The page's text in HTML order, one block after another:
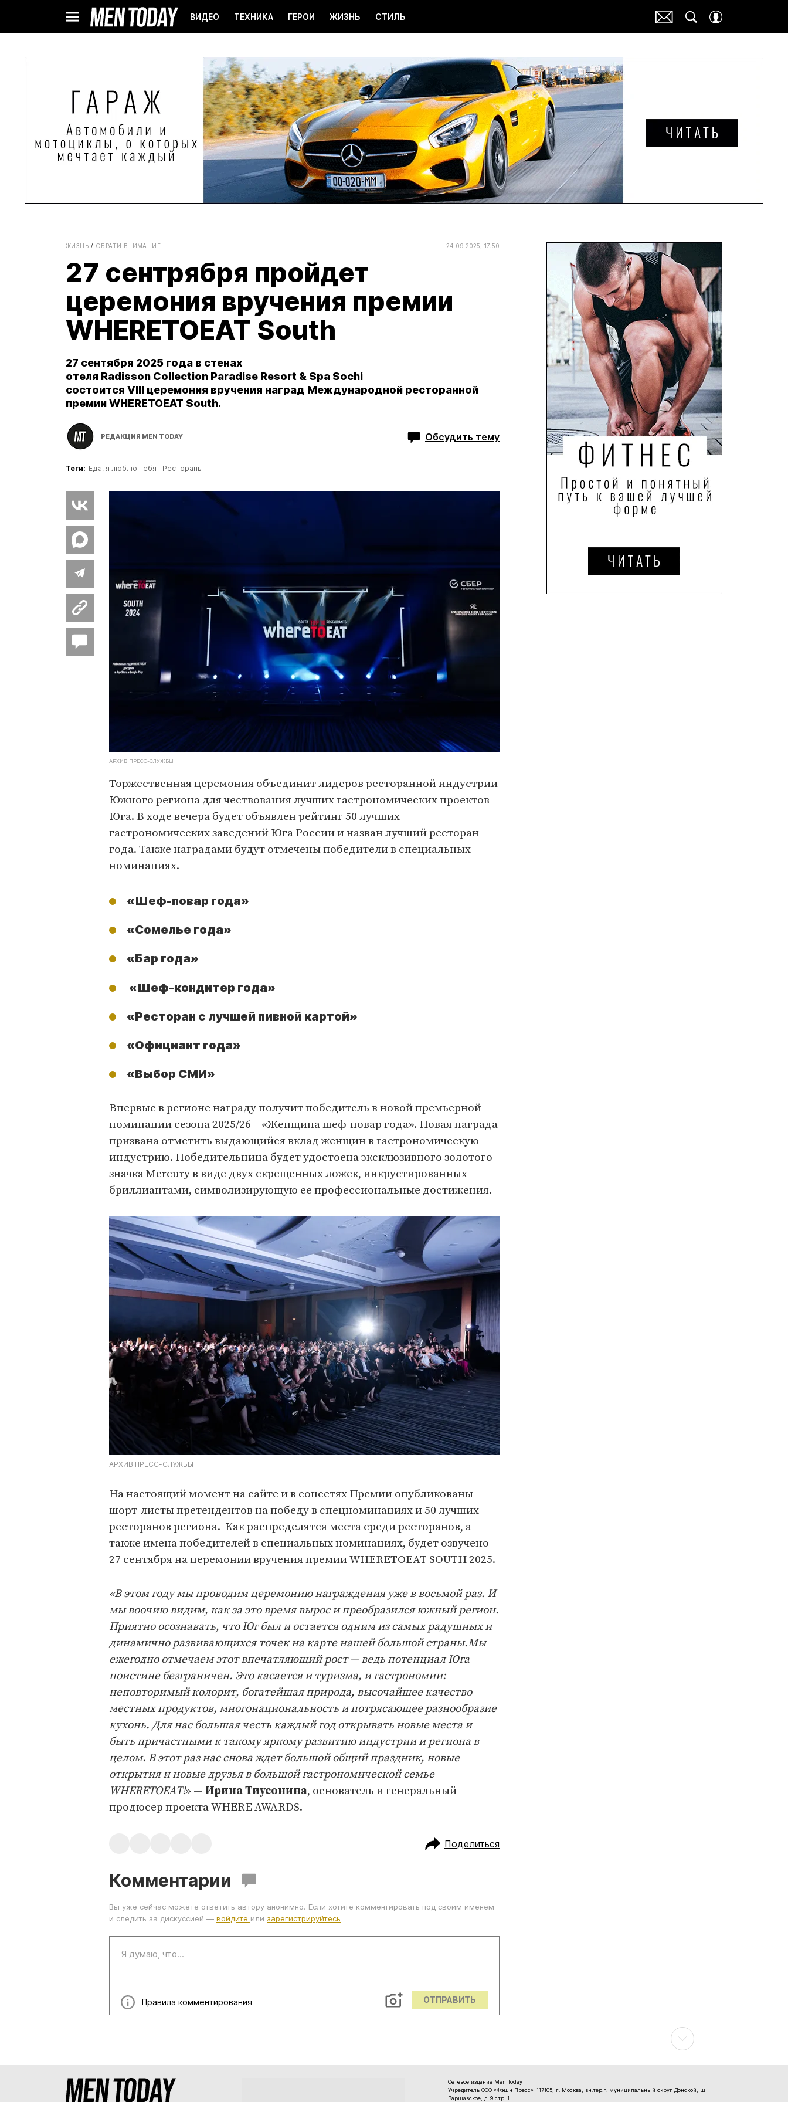
ВИДЕО ТЕХНИКА ГЕРОИ ЖИЗНЬ СТИЛЬ
ЖИЗНЬ ОБРАТИ ВНИМАНИЕ 24.09.2025, 17:50
27 сентрября пройдет
церемония вручения премии
WHERETOEAT South
27 сентября 2025 года в стенах
отеля Radisson Collection Paradise Resort & Spa Sochi
состоится VIII церемония вручения наград Международной ресторанной
премии WHERETOEAT South.
РЕДАКЦИЯ MEN TODAY Обсудить тему
Теги: Еда, я люблю тебя Рестораны
АРХИВ ПРЕСС-СЛУЖБЫ
Торжественная церемония объединит лидеров ресторанной индустрии
Южного региона для чествования лучших гастрономических проектов
Юга. В ходе вечера будет объявлен рейтинг 50 лучших
гастрономических заведений Юга России и назван лучший ресторан
года. Также наградами будут отмечены победители в специальных
номинациях.
«Шеф-повар года»
«Сомелье года»
«Бар года»
«Шеф-кондитер года»
«Ресторан с лучшей пивной картой»
«Официант года»
«Выбор СМИ»
Впервые в регионе награду получит победитель в новой премьерной
номинации сезона 2025/26 – «Женщина шеф-повар года». Новая награда
призвана отметить выдающийся вклад женщин в гастрономическую
индустрию. Победительница будет удостоена эксклюзивного золотого
значка Mercury в виде двух скрещенных ложек, инкрустированных
бриллиантами, символизирующую ее профессиональные достижения.
АРХИВ ПРЕСС-СЛУЖБЫ
На настоящий момент на сайте и в соцсетях Премии опубликованы
шорт-листы претендентов на победу в спецноминациях и 50 лучших
ресторанов региона. Как распределятся места среди ресторанов, а
также имена победителей в специальных номинациях, будет озвучено
27 сентября на церемонии вручения премии WHERETOEAT SOUTH 2025.
«В этом году мы проводим церемонию награждения уже в восьмой раз. И
мы воочию видим, как за это время вырос и преобразился южный регион.
Приятно осознавать, что Юг был и остается одним из самых радушных и
динамично развивающихся точек на карте нашей большой страны.Мы
ежегодно отмечаем этот впечатляющий рост — ведь потенциал Юга
поистине безграничен. Это касается и туризма, и гастрономии:
неповторимый колорит, богатейшая природа, высочайшее качество
местных продуктов, многонациональность и потрясающее разнообразие
кухонь. Для нас большая честь каждый год открывать новые места и
быть причастными к такому яркому развитию индустрии и региона в
целом. В этот раз нас снова ждет большой общий праздник, новые
открытия и новые друзья в большой гастрономической семье
WHERETOEAT!» — Ирина Тиусонина, основатель и генеральный
продюсер проекта WHERE AWARDS.
Поделиться
Комментарии
Вы уже сейчас можете ответить автору анонимно. Если хотите комментировать под своим именем
и следить за дискуссией — войдите или зарегистрируйтесь
Правила комментирования ОТПРАВИТЬ
Сетевое издание Men Today
Учредитель ООО «Фэшн Пресс»: 117105, г. Москва, вн.тер.г. муниципальный округ Донской, ш
Варшавское, д. 9 стр. 1